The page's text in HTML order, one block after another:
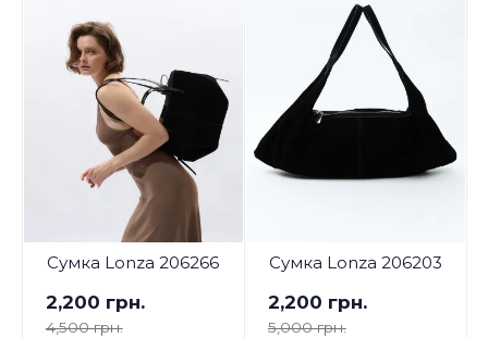
Сумка Lonza 206266
2,200 грн.
4,500 грн.
Сумка Lonza 206203
2,200 грн.
5,000 грн.